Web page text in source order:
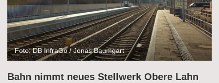
Foto: DB InfraGo / Jonas Baumgart
Bahn nimmt neues Stellwerk Obere Lahn